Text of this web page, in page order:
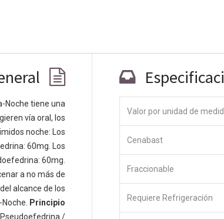
Noche tiene una
vía oral, los
noche: Los
60mg. Los
60mg.
a no más de
alcance de los
Principio
/
Valor por unidad de
Cenabast
Fraccionable
Requiere Refrigeración
apasionadas cuyo objetivo es
de productos disruptivos.
para resolver sus problemas
están diseñados para
dispuestas a optimizar su